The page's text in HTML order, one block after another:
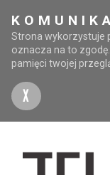
Strona wykorzystuje
oznacza na to
pamięci twojej
X